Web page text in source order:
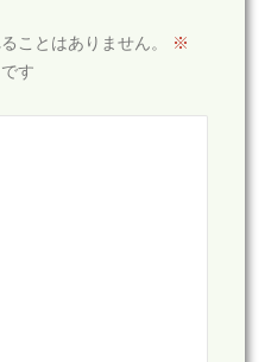
ことはありません。
※
す